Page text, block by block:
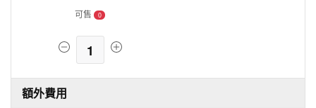
可售 0
1
額外費用